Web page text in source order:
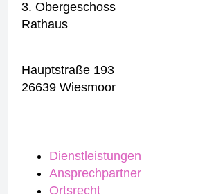
Dienstleistungen
Ansprechpartner
Ortsrecht
3. Obergeschoss
Rathaus
Hauptstraße 193
26639 Wiesmoor